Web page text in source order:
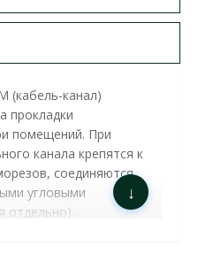
(кабель-канал)
прокладки
помещений. При
канала крепятся к
соединяются
угловыми
отдельно).
↓